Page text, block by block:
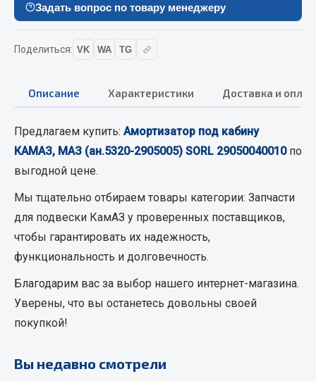
Болты
Пробки
Хомуты
Весь раздел
Соединительные элементы
Camozzi
Адаптеры и переходники
Тройники
Фитинги
Задать вопрос по товару менеджеру
Поделиться: VK WA TG
Описание Характеристики Доставка и
Предлагаем купить: Амортизатор под кабину
КАМАЗ, МАЗ (ан.5320-2905005) SORL 29050040010по
выгодной цене.
Мы тщательно отбираем товары категории: Запчасти
для подвески КамАЗ у проверенных поставщиков,
чтобы гарантировать их надежность,
функциональность и долговечность.
Благодарим вас за выбор нашего интернет-магазина.
Уверены, что вы останетесь довольны своей
покупкой!
Вы недавно смотрели